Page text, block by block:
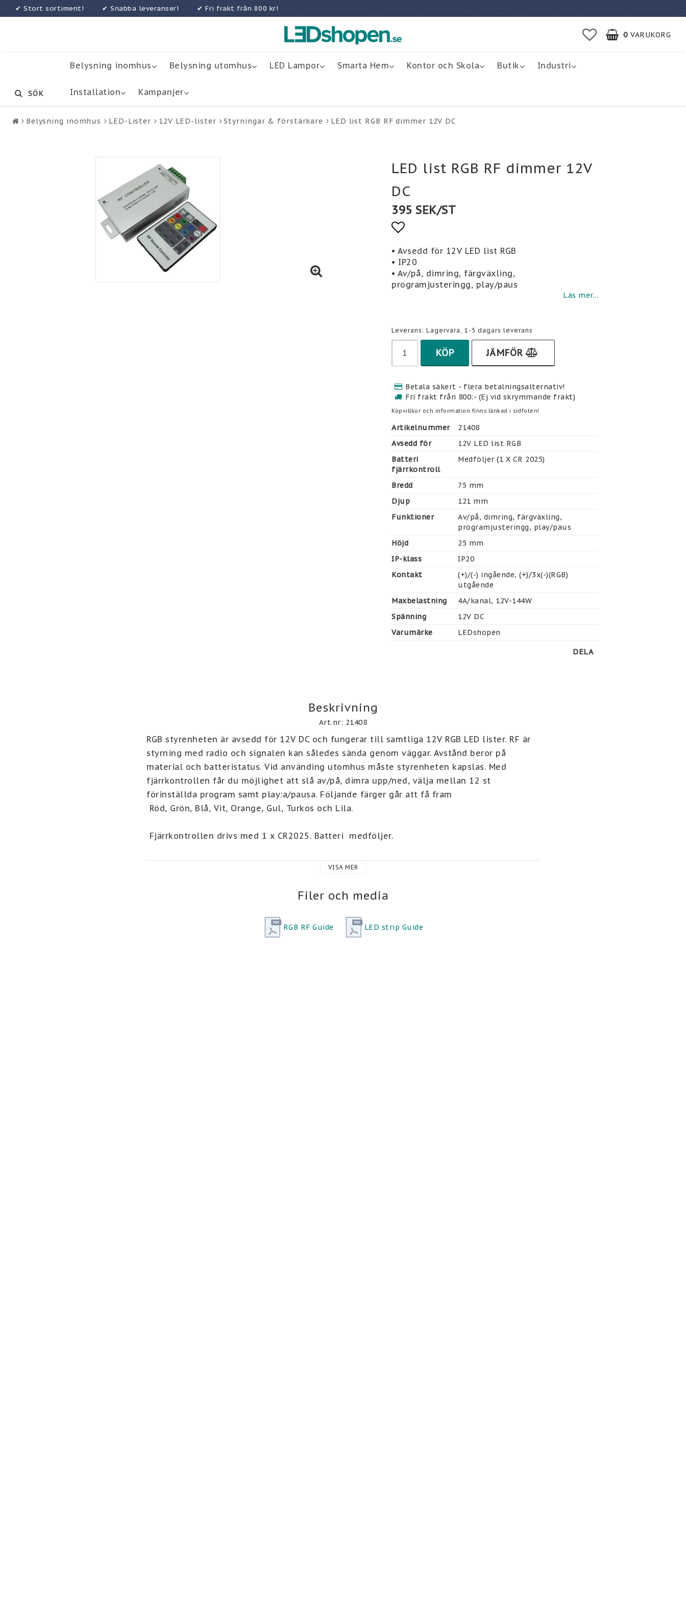
✔ Stort sortiment! ✔ Snabba leveranser! ✔ Fri frakt från 800 kr!
0 VARUKORG
Belysning inomhus Belysning utomhus LED Lampor Smarta Hem Kontor och Skola Butik Industri
Installation Kampanjer
SÖK
Belysning inomhus LED-Lister 12V LED-lister Styrningar & förstärkare LED list RGB RF dimmer 12V DC
LED list RGB RF dimmer 12V
DC
395 SEK/ST
Lägg till i favoritlistan
• Avsedd för 12V LED list RGB
• IP20
• Av/på, dimring, färgväxling,
programjusteringg, play/paus
Läs mer...
Leverans: Lagervara, 1-5 dagars leverans
KÖP JÄMFÖR
Betala säkert - flera betalningsalternativ!
Fri frakt från 800:- (Ej vid skrymmande frakt)
Köpvillkor och information finns länkad i sidfoten!
Artikelnummer
21408
Avsedd för
12V LED list RGB
Batteri
fjärrkontroll
Medföljer (1 X CR 2025)
Bredd
75 mm
Djup
121 mm
Funktioner
Av/på, dimring, färgväxling,
programjusteringg, play/paus
Höjd
25 mm
IP-klass
IP20
Kontakt
(+)/(-) ingående, (+)/3x(-)(RGB)
utgående
Maxbelastning
4A/kanal, 12V-144W
Spänning
12V DC
Varumärke
LEDshopen
DELA
Beskrivning
Art.nr: 21408
RGB styrenheten är avsedd för 12V DC och fungerar till samtliga 12V RGB LED lister. RF är
styrning med radio och signalen kan således sända genom väggar. Avstånd beror på
material och batteristatus. Vid använding utomhus måste styrenheten kapslas. Med
fjärrkontrollen får du möjlighet att slå av/på, dimra upp/ned, välja mellan 12 st
förinställda program samt play:a/pausa. Följande färger går att få fram
Röd, Grön, Blå, Vit, Orange, Gul, Turkos och Lila.
OBS! För att använda denna styrenhet behöver man kapa kontakterna från
VISA MER
Filer och media
RGB RF Guide LED strip Guide